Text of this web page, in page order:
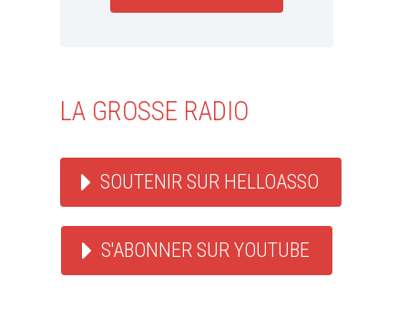
LA GROSSE RADIO
SOUTENIR SUR HELLOASSO
S'ABONNER SUR YOUTUBE